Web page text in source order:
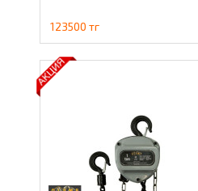
123500 тг